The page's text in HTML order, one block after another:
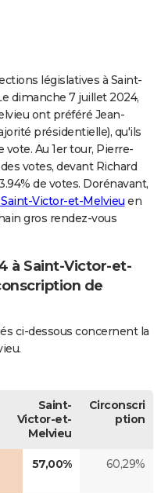
législatives à Saint-
dimanche 7 juillet 2024,
ont préféré Jean-
présidentielle), qu'ils
Au 1er tour, Pierre-
votes, devant Richard
de votes. Dorénavant,
Victor-et-Melvieu en
gros rendez-vous
à Saint-Victor-et-
de
ci-dessous concernent la
Saint-
Victor-et-
Melvieu
Circonscri
ption
57,00% 60,29%